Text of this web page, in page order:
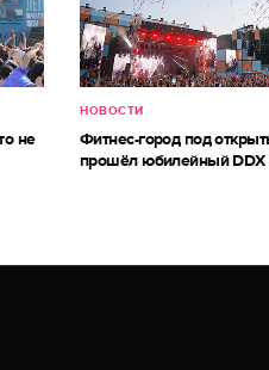
не
НОВОСТИ
Фитнес-город под
прошёл юбилейный DDX